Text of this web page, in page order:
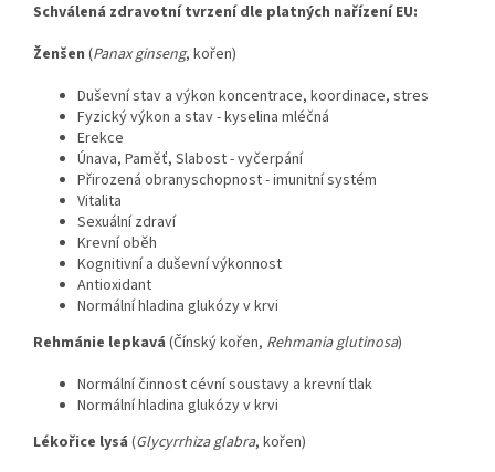
Schválená zdravotní tvrzení dle platných nařízení EU:
Ženšen (Panax ginseng, kořen)
Duševní stav a výkon koncentrace, koordinace, stres
Fyzický výkon a stav - kyselina mléčná
Erekce
Únava, Paměť, Slabost - vyčerpání
Přirozená obranyschopnost - imunitní systém
Vitalita
Sexuální zdraví
Krevní oběh
Kognitivní a duševní výkonnost
Antioxidant
Normální hladina glukózy v krvi
Rehmánie lepkavá (Čínský kořen, Rehmania glutinosa)
Normální činnost cévní soustavy a krevní tlak
Normální hladina glukózy v krvi
Lékořice lysá (Glycyrrhiza glabra, kořen)